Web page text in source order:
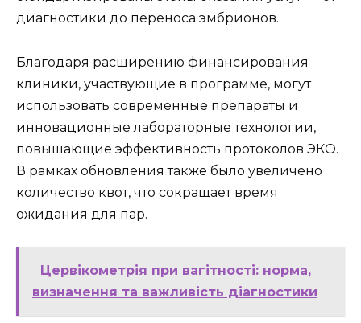
диагностики до переноса эмбрионов.
Благодаря расширению финансирования
клиники, участвующие в программе, могут
использовать современные препараты и
инновационные лабораторные технологии,
повышающие эффективность протоколов ЭКО.
В рамках обновления также было увеличено
количество квот, что сокращает время
ожидания для пар.
Цервікометрія при вагітності: норма,
визначення та важливість діагностики